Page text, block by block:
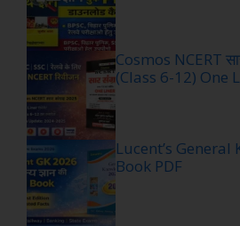
Cosmos NCERT
(Class 6-12) One
Lucent’s
Book PDF